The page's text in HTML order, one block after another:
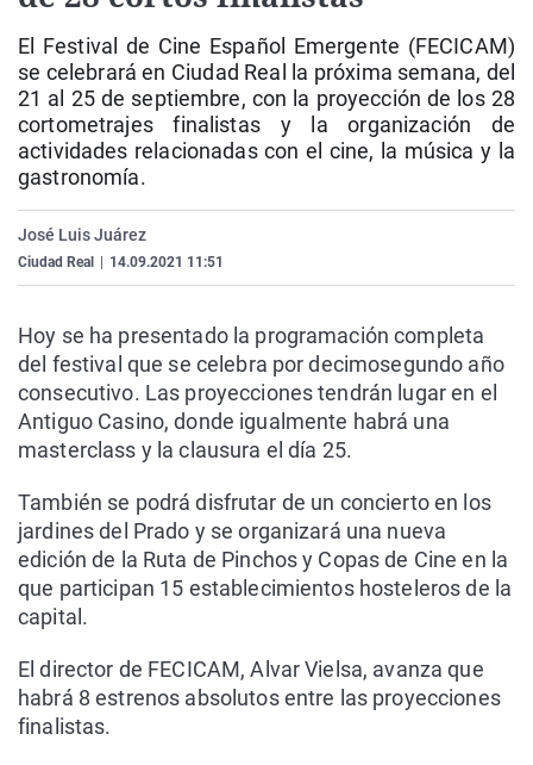
Gente viajera
Como el perro y el
Retornados
Equipo de
Operación Viuda
Galicia
La Rioja
Navarra
Televisión
Elecciones
El Festival de Cine Español Emergente (FECICAM)
se celebrará en Ciudad Real la próxima semana, del
21 al 25 de septiembre, con la proyección de los 28
cortometrajes finalistas y la organización de
actividades relacionadas con el cine, la música y la
gastronomía.
José Luis Juárez
Ciudad Real 14.09.2021 11:51
Hoy se ha presentado la programación completa
del festival que se celebra por decimosegundo año
consecutivo. Las proyecciones tendrán lugar en el
Antiguo Casino, donde igualmente habrá una
masterclass y la clausura el día 25.
También se podrá disfrutar de un concierto en los
jardines del Prado y se organizará una nueva
edición de la Ruta de Pinchos y Copas de Cine en la
que participan 15 establecimientos hosteleros de la
capital.
El director de FECICAM, Alvar Vielsa, avanza que
habrá 8 estrenos absolutos entre las proyecciones
finalistas.